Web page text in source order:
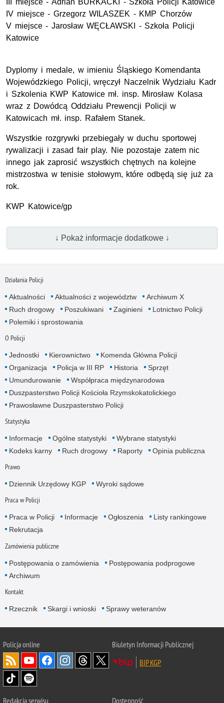
III miejsce - Adrian BURKACKI - Szkoła Policji Katowice
IV miejsce - Grzegorz WILASZEK - KMP Chorzów
V miejsce - Jarosław WĘCŁAWSKI - Szkoła Policji
Katowice
Dyplomy i medale, w imieniu Śląskiego Komendanta
Wojewódzkiego Policji, wręczył Naczelnik Wydziału Kadr
i Szkolenia KWP Katowice mł. insp. Mirosław Kolasa
wraz z Dowódcą Oddziału Prewencji Policji w
Katowicach mł. insp. Rafałem Stanek.
Wszystkie rozgrywki przebiegały w duchu sportowej
rywalizacji i zasad fair play. Nie pozostaje zatem nic
innego jak zaprosić wszystkich chętnych na kolejne
mistrzostwa w tenisie stołowym, które odbędą się już za
rok.
KWP Katowice/gp
↓ Pokaż informacje dodatkowe ↓
Działania Policji
Aktualności Aktualności z województw
Archiwum X
Ruch drogowy
Poszukiwani Zaginieni
Lotnictwo Policji
Polemiki i sprostowania
O Policji
Jednostki Kierownictwo
Komenda Główna Policji
Organizacja
Policja w III RP Historia
Sprzęt
Umundurowanie
Współpraca międzynarodowa
Duszpasterstwo Policji Kościoła Rzymskokatolickiego
Prawosławne Duszpasterstwo Policji
Statystyka
Informacje Ogólne statystyki
Wybrane statystyki
Kodeks karny
Ruch drogowy Raporty Opinia publiczna
Prawo
Dziennik Urzędowy KGP Wyroki sądowe
Praca w Policji
Praca w Policji Informacje Ogłoszenia
Listy rankingowe
Rekrutacja
Zamówienia publiczne
Postępowania o zamówienia
Postępowania podprogowe
Archiwum
Kontakt
Rzecznik Skargi i wnioski Sprawy weteranów
Policjaonline
Biuletyn Informacji Publicznej
BIP KGP
Redakcja serwisu Dostępność